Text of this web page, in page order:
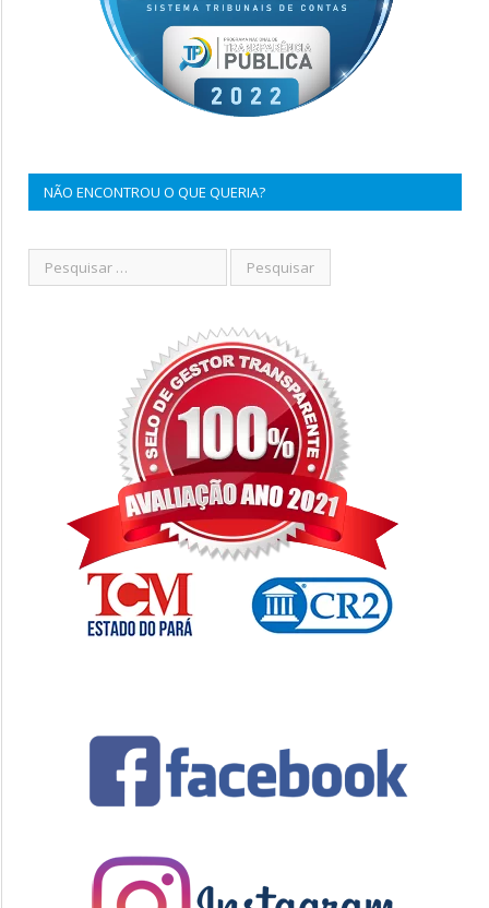
NÃO ENCONTROU O QUE QUERIA?